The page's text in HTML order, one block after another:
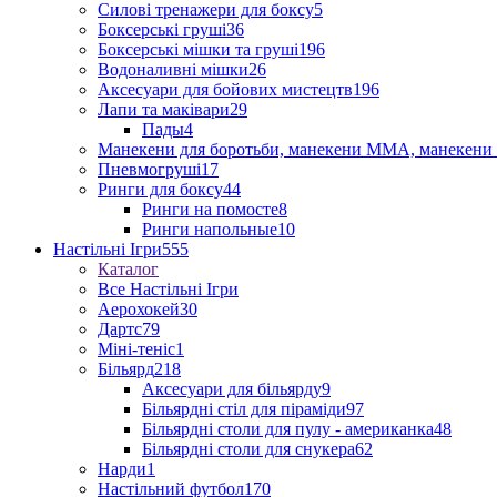
Силові тренажери для боксу5
Боксерські груші36
Боксерські мішки та груші196
Водоналивні мішки26
Аксесуари для бойових мистецтв196
Лапи та маківари29
Пады4
Манекени для боротьби, манекени ММА, манекени
Пневмогруші17
Ринги для боксу44
Ринги на помосте8
Ринги напольные10
Настільні Ігри555
Каталог
Все Настільні Ігри
Аерохокей30
Дартс79
Міні-теніс1
Більярд218
Аксесуари для більярду9
Більярдні стіл для піраміди97
Більярдні столи для пулу - американка48
Більярдні столи для снукера62
Нарди1
Настільний футбол170